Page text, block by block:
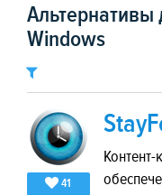
Альтернативы
Windows
41